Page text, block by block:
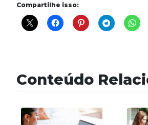
Compartilhe isso:
Conteúdo